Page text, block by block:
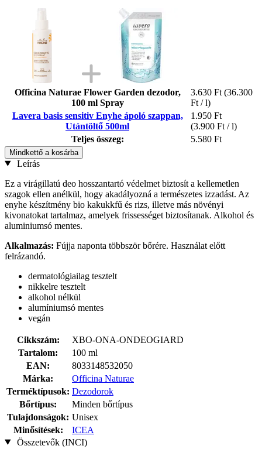
Officina Naturae Flower Garden dezodor,
100 ml Spray
3.630 Ft (36.300
Ft / l)
Lavera basis sensitiv Enyhe ápoló szappan,
Utántöltő 500ml
1.950 Ft
(3.900 Ft / l)
Teljes összeg:
5.580 Ft
Mindkettő a kosárba
Leírás
Ez a virágillatú deo hosszantartó védelmet biztosít a kellemetlen
szagok ellen anélkül, hogy akadályozná a természetes izzadást. Az
enyhe készítmény bio kakukkfű és rizs, illetve más növényi
kivonatokat tartalmaz, amelyek frissességet biztosítanak. Alkohol és
aluminiumsó mentes.
Alkalmazás: Fújja naponta többször bőrére. Használat előtt
felrázandó.
dermatológiailag tesztelt
nikkelre tesztelt
alkohol nélkül
alumíniumsó mentes
vegán
Cikkszám:
XBO-ONA-ONDEOGIARD
Tartalom:
100 ml
EAN:
8033148532050
Márka:
Officina Naturae
Terméktípusok: Dezodorok
Bőrtípus:
Minden bőrtípus
Tulajdonságok: Unisex
Minősítések:
ICEA
Összetevők (INCI)